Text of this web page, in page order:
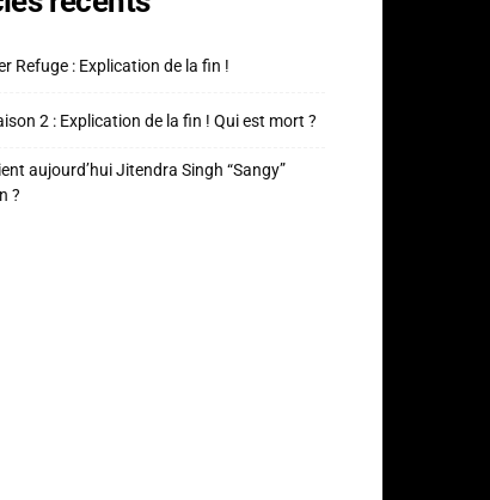
Refuge : Explication de la fin !
2 : Explication de la fin ! Qui est mort ?
aujourd’hui Jitendra Singh “Sangy”
?